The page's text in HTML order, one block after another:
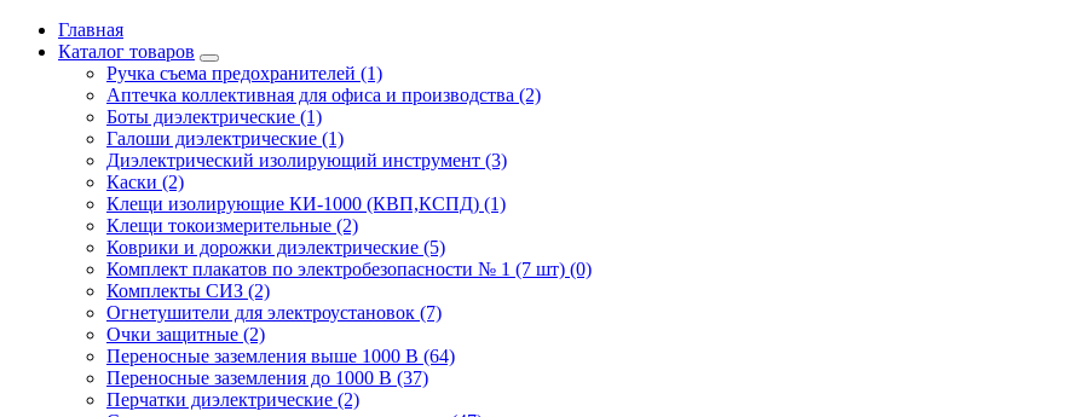
Главная
Каталог товаров
Ручка съема предохранителей (1)
Аптечка коллективная для офиса и производства (2)
Боты диэлектрические (1)
Галоши диэлектрические (1)
Диэлектрический изолирующий инструмент (3)
Каски (2)
Клещи изолирующие КИ-1000 (КВП,КСПД) (1)
Клещи токоизмерительные (2)
Коврики и дорожки диэлектрические (5)
Комплект плакатов по электробезопасности № 1 (7 шт) (0)
Комплекты СИЗ (2)
Огнетушители для электроустановок (7)
Очки защитные (2)
Переносные заземления выше 1000 В (64)
Переносные заземления до 1000 В (37)
Перчатки диэлектрические (2)